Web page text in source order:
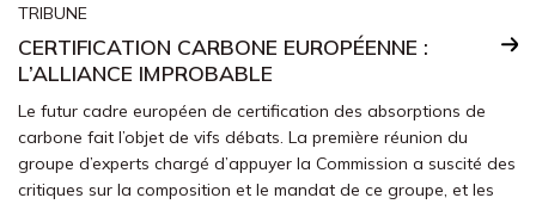
TRIBUNE
CERTIFICATION CARBONE EUROPÉENNE :
L’ALLIANCE IMPROBABLE
Le futur cadre européen de certification des absorptions de
carbone fait l’objet de vifs débats. La première réunion du
groupe d’experts chargé d’appuyer la Commission a suscité des
critiques sur la composition et le mandat de ce groupe, et les